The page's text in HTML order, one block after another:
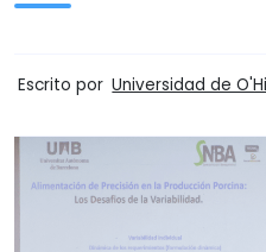
Escrito por Universidad de